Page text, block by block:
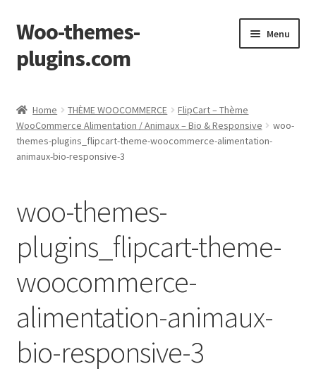
Skip
to
navigation
Skip
to
content
Woo-themes-
plugins.com
Menu
Home THÈME WOOCOMMERCE
FlipCart – Thème
WooCommerce Alimentation / Animaux – Bio & Responsive
woo-
themes-plugins_flipcart-theme-woocommerce-alimentation-
animaux-bio-responsive-3
woo-themes-
plugins_flipcart-theme-
woocommerce-
alimentation-animaux-
bio-responsive-3